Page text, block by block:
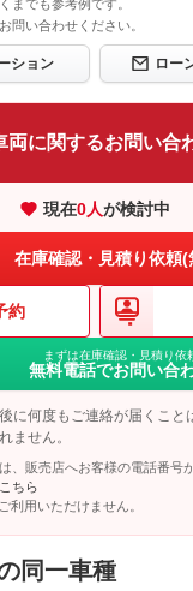
までも参考例です。
問い合わせください。
ション ロー
両に関するお問い合
現在0人が検討中
在庫確認・見積り依頼(
約
まずは在庫確認・見積り依
無料電話でお問い合
に何度もご連絡が届くこと
ません。
、販売店へお客様の電話番号
こちら
利用いただけません。
同一車種